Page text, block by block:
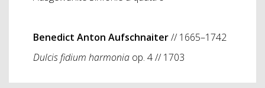
Benedict Anton Aufschnaiter// 1665–1742
Dulcis fidium harmonia op. 4 // 1703